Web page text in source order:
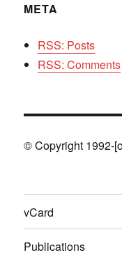
META
RSS: Posts
RSS: Comments
© Copyright 1992-
vCard
Publications